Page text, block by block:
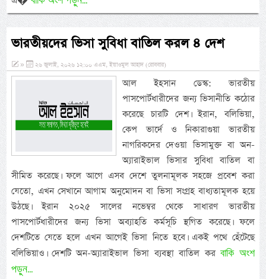
ভারতীয়দের ভিসা সুবিধা বাতিল করল ৪ দেশ
» ২৬ জুলাই, ২০২৬ ১২:০০ এএম, ইয়াওমুল আহাদ (রোববার)
আল ইহসান ডেস্ক: ভারতীয়
পাসপোর্টধারীদের জন্য ভিসানীতি কঠোর
করেছে চারটি দেশ। ইরান, বলিভিয়া,
কেপ ভার্দে ও নিকারাগুয়া ভারতীয়
নাগরিকদের দেওয়া ভিসামুক্ত বা অন-
অ্যারাইভাল ভিসার সুবিধা বাতিল বা
সীমিত করেছে। ফলে আগে এসব দেশে তুলনামূলক সহজে প্রবেশ করা
যেতো, এখন সেখানে আগাম অনুমোদন বা ভিসা সংগ্রহ বাধ্যতামূলক হয়ে
উঠছে। ইরান ২০২৫ সালের নভেম্বর থেকে সাধারণ ভারতীয়
পাসপোর্টধারীদের জন্য ভিসা অব্যাহতি কর্মসূচি স্থগিত করেছে। ফলে
দেশটিতে যেতে হলে এখন আগেই ভিসা নিতে হবে। একই পথে হেঁটেছে
বলিভিয়াও। দেশটি অন-অ্যারাইভাল ভিসা ব্যবস্থা বাতিল করবাকি অংশ
পড়ুন...